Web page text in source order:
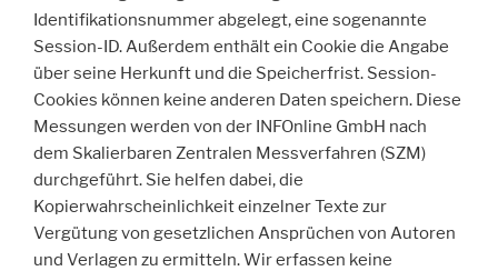
Identifikationsnummer abgelegt, eine sogenannte
Session-ID. Außerdem enthält ein Cookie die Angabe
über seine Herkunft und die Speicherfrist. Session-
Cookies können keine anderen Daten speichern. Diese
Messungen werden von der INFOnline GmbH nach
dem Skalierbaren Zentralen Messverfahren (SZM)
durchgeführt. Sie helfen dabei, die
Kopierwahrscheinlichkeit einzelner Texte zur
Vergütung von gesetzlichen Ansprüchen von Autoren
und Verlagen zu ermitteln. Wir erfassen keine